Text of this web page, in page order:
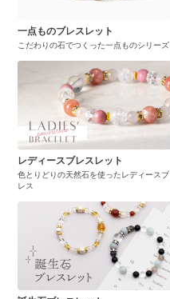
一点ものブレスレット
こだわりの石でつくった一点ものシリーズ
レディースブレスレット
色とりどりの天然石を使ったレディースブ
レス